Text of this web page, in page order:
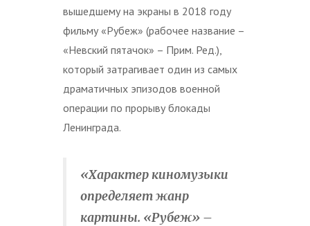
вышедшему на экраны в 2018 году
фильму «Рубеж» (рабочее название –
«Невский пятачок» – Прим. Ред.),
который затрагивает один из самых
драматичных эпизодов военной
операции по прорыву блокады
Ленинграда.
«Характер киномузыки
определяет жанр
картины. «Рубеж» –